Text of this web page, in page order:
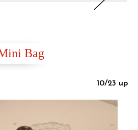
Bag
10/23 up